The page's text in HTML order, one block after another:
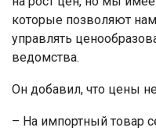
которые позволяют
управлять
ведомства.
Он добавил, что цены
– На импортный товар